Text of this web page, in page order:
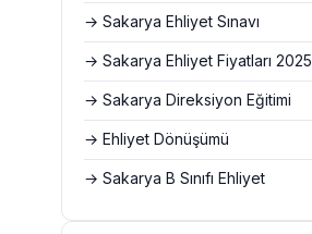
→ Sakarya Ehliyet Sınavı
→ Sakarya Ehliyet Fiyatları 2025
→ Sakarya Direksiyon Eğitimi
→ Ehliyet Dönüşümü
→ Sakarya B Sınıfı Ehliyet